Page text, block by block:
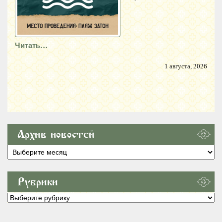
Читать…
1 августа, 2026
Архив новостей
Архив
новостей
Рубрики
Рубрики